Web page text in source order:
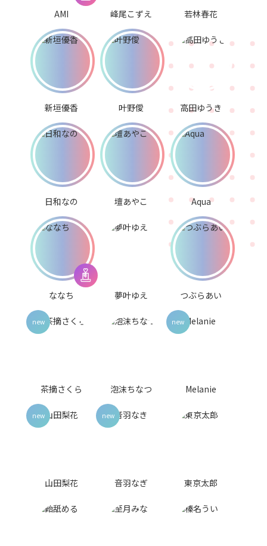
AMI 峰尾こずえ 若林春花
新垣優香 叶野僾 高田ゆうき
日和なの 壇あやこ Aqua
ななち 夢叶ゆえ つぶらあい
茶摘さくら 泡沫ちなつ Melanie
山田梨花 音羽なぎ 東京太郎